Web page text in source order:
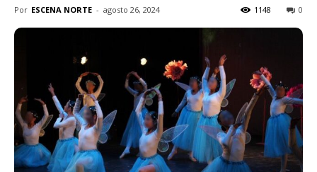
Por ESCENA NORTE - agosto 26, 2024 0
1148